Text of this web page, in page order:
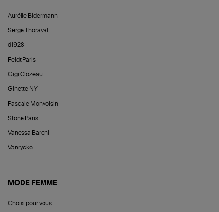
Aurélie Bidermann
Serge Thoraval
d1928
Feidt Paris
Gigi Clozeau
Ginette NY
Pascale Monvoisin
Stone Paris
Vanessa Baroni
Vanrycke
MODE FEMME
Choisi pour vous